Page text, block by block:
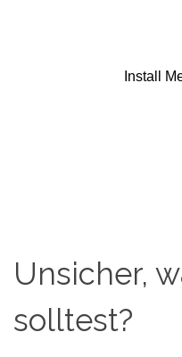
Install
Unsicher,
solltest?